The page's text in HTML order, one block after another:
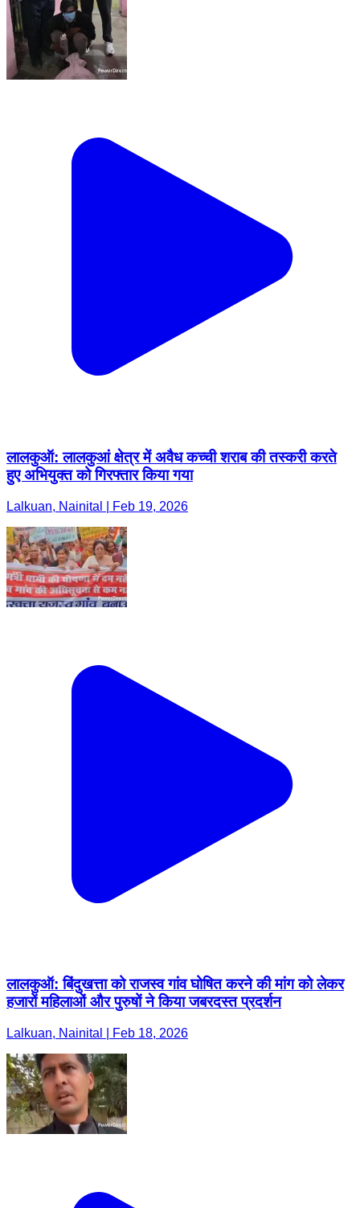
लालकुऑ: लालकुआं क्षेत्र में अवैध कच्ची शराब की तस्करी करते
हुए अभियुक्त को गिरफ्तार किया गया
Lalkuan, Nainital | Feb 19, 2026
लालकुऑ: बिंदुखत्ता को राजस्व गांव घोषित करने की मांग को लेकर
हजारों महिलाओं और पुरुषों ने किया जबरदस्त प्रदर्शन
Lalkuan, Nainital | Feb 18, 2026